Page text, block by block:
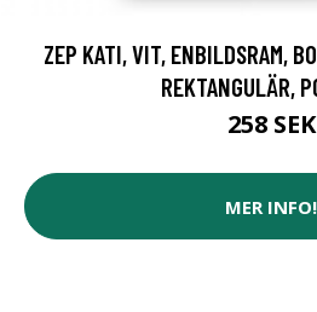
ZEP KATI, VIT, ENBILDSRAM,
REKTANGULÄR,
258 SEK
MER INFO!